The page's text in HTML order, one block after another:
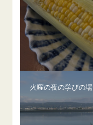
火曜の夜の学びの場